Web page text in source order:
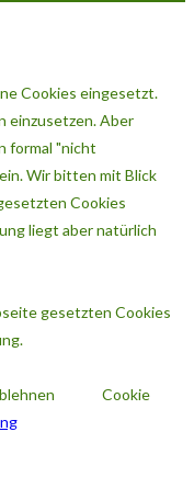
Cookies eingesetzt.
einzusetzen. Aber
formal "nicht
Wir bitten mit Blick
Cookies
liegt aber natürlich
gesetzten Cookies
Cookie